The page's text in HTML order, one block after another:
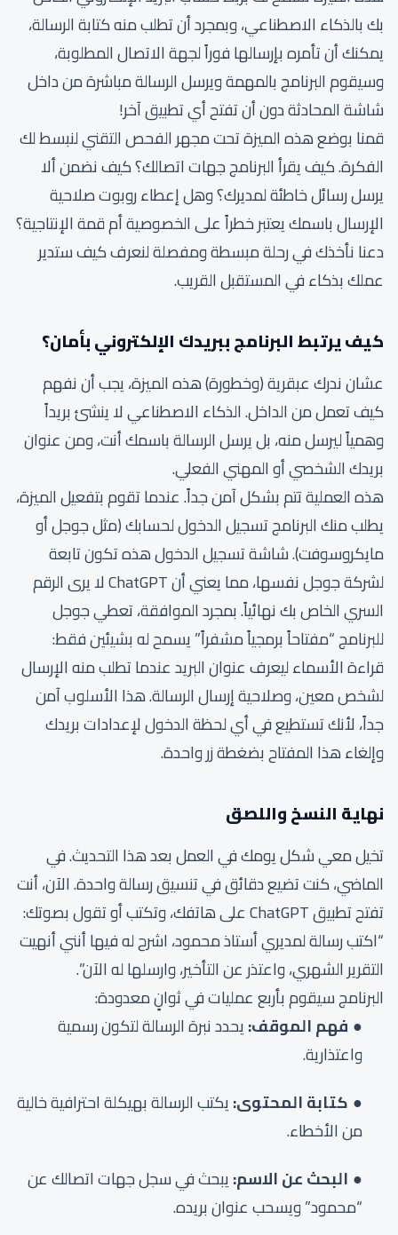
بك بالذكاء الاصطناعي، وبمجرد أن تطلب منه كتابة الرسالة،
يمكنك أن تأمره بإرسالها فوراً لجهة الاتصال المطلوبة،
وسيقوم البرنامج بالمهمة ويرسل الرسالة مباشرة من داخل
شاشة المحادثة دون أن تفتح أي تطبيق آخر!
قمنا بوضع هذه الميزة تحت مجهر الفحص التقني لنبسط لك
الفكرة. كيف يقرأ البرنامج جهات اتصالك؟ كيف نضمن ألا
يرسل رسائل خاطئة لمديرك؟ وهل إعطاء روبوت صلاحية
الإرسال باسمك يعتبر خطراً على الخصوصية أم قمة الإنتاجية؟
دعنا نأخذك في رحلة مبسطة ومفصلة لنعرف كيف ستدير
عملك بذكاء في المستقبل القريب.
كيف يرتبط البرنامج ببريدك الإلكتروني بأمان؟
عشان ندرك عبقرية (وخطورة) هذه الميزة، يجب أن نفهم
كيف تعمل من الداخل. الذكاء الاصطناعي لا ينشئ بريداً
وهمياً ليرسل منه، بل يرسل الرسالة باسمك أنت، ومن عنوان
بريدك الشخصي أو المهني الفعلي.
هذه العملية تتم بشكل آمن جداً. عندما تقوم بتفعيل الميزة،
يطلب منك البرنامج تسجيل الدخول لحسابك (مثل جوجل أو
مايكروسوفت). شاشة تسجيل الدخول هذه تكون تابعة
لشركة جوجل نفسها، مما يعني أن ChatGPT لا يرى الرقم
السري الخاص بك نهائياً. بمجرد الموافقة، تعطي جوجل
للبرنامج “مفتاحاً برمجياً مشفراً” يسمح له بشيئين فقط:
قراءة الأسماء ليعرف عنوان البريد عندما تطلب منه الإرسال
لشخص معين، وصلاحية إرسال الرسالة. هذا الأسلوب آمن
جداً، لأنك تستطيع في أي لحظة الدخول لإعدادات بريدك
وإلغاء هذا المفتاح بضغطة زر واحدة.
نهاية النسخ واللصق
تخيل معي شكل يومك في العمل بعد هذا التحديث. في
الماضي، كنت تضيع دقائق في تنسيق رسالة واحدة. الآن، أنت
تفتح تطبيق ChatGPT على هاتفك، وتكتب أو تقول بصوتك:
“اكتب رسالة لمديري أستاذ محمود، اشرح له فيها أنني أنهيت
التقرير الشهري، واعتذر عن التأخير، وارسلها له الآن”.
البرنامج سيقوم بأربع عمليات في ثوانٍ معدودة:
فهم الموقف:يحدد نبرة الرسالة لتكون رسمية
واعتذارية.
كتابة المحتوى:يكتب الرسالة بهيكلة احترافية خالية
من الأخطاء.
البحث عن الاسم:يبحث في سجل جهات اتصالك عن
“محمود” ويسحب عنوان بريده.